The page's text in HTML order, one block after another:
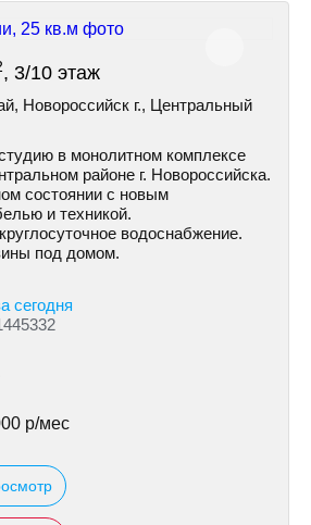
, 3/10 этаж
Новороссийск г., Центральный
в монолитном комплексе
районе г. Новороссийска.
состоянии с новым
и техникой.
водоснабжение.
под домом.
сегодня
р/мес